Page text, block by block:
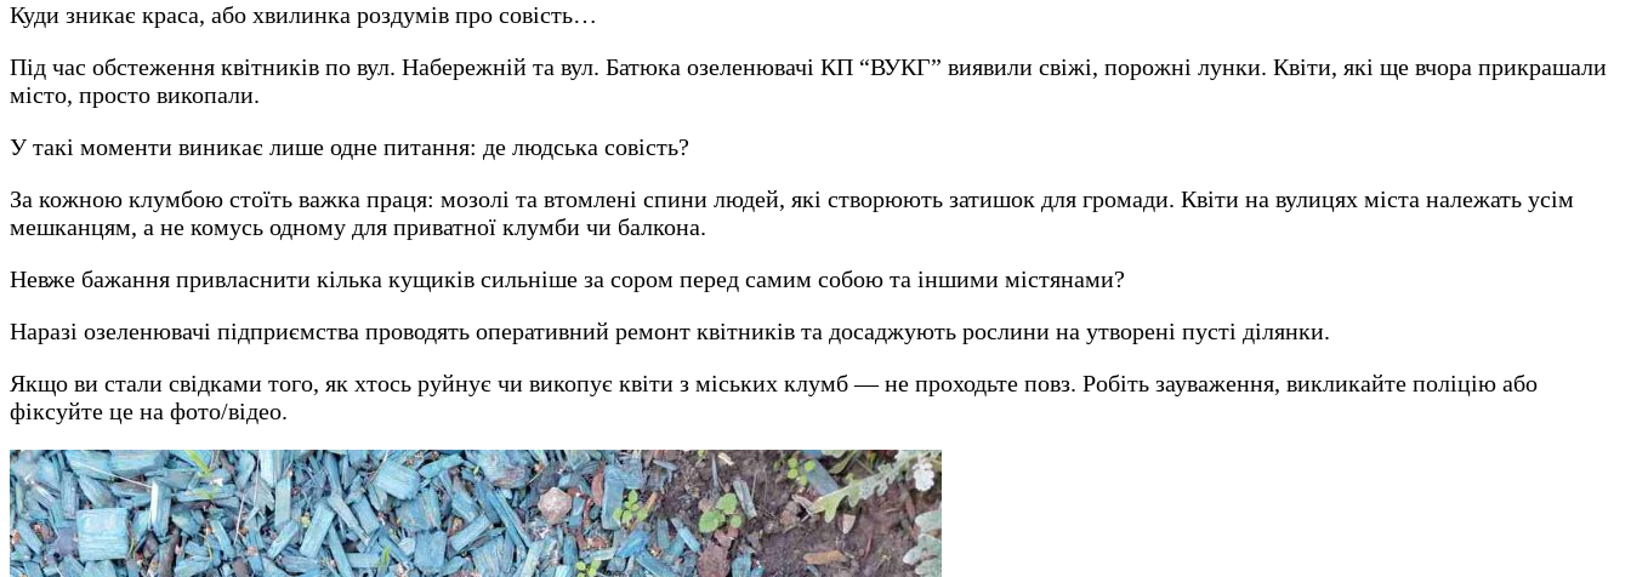
Куди зникає краса, або хвилинка роздумів про совість…
Під час обстеження квітників по вул. Набережній та вул. Батюка озеленювачі КП “ВУКГ” виявили свіжі, порожні лунки. Квіти, які ще вчора прикрашали
місто, просто викопали.
У такі моменти виникає лише одне питання: де людська совість?
За кожною клумбою стоїть важка праця: мозолі та втомлені спини людей, які створюють затишок для громади. Квіти на вулицях міста належать усім
мешканцям, а не комусь одному для приватної клумби чи балкона.
Невже бажання привласнити кілька кущиків сильніше за сором перед самим собою та іншими містянами?
Наразі озеленювачі підприємства проводять оперативний ремонт квітників та досаджують рослини на утворені пусті ділянки.
Якщо ви стали свідками того, як хтось руйнує чи викопує квіти з міських клумб — не проходьте повз. Робіть зауваження, викликайте поліцію або
фіксуйте це на фото/відео.